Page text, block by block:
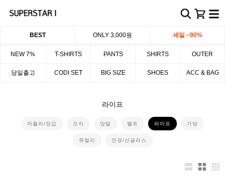
BEST ONLY 3,000원 세일 ~90%
NEW 7% T-SHIRTS PANTS SHIRTS OUTER
당일출고 CODI SET BIG SIZE SHOES ACC & BAG
라이프
머플러/장갑 모자 양말 벨트 라이프 가방
쥬얼리 안경/선글라스